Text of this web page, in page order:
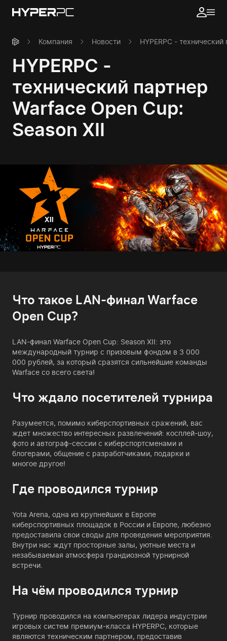
Компания Новости HYPERPC -
HYPERPC -
технический партнер
Warface Open Cup:
Season XII
Что такое LAN-финал Warface
Open Cup?
LAN-финал Warface Open Cup: Season XII: это
международный турнир с призовым фондом в 3 000
000 рублей, за который сразятся сильнейшие команды
Warface со всего света!
Что ждало посетителей турнира
Разумеется, помимо киберспортивных сражений, вас
ждет множество интересных развлечений: косплей-шоу,
фото и автограф-сессии с киберспортсменами и
блогерами, общение с разработчиками, подарки и
многое другое!
Где проводился турнир
Yota Arena, одна из крупнейших в Европе
киберспортивных площадок в России и Европе, любезно
предоставила свои своды для проведения мероприятия.
Внутри нас ждут просторные залы, уютные места и
незабываемая атмосфера грандиозной турнирной
встречи.
На чём проводился турнир
Турнир проводился на компьютерах лидера индустрии
игровых систем премиум-класса HYPERPC, которые
являются техническим партнером, предоставив